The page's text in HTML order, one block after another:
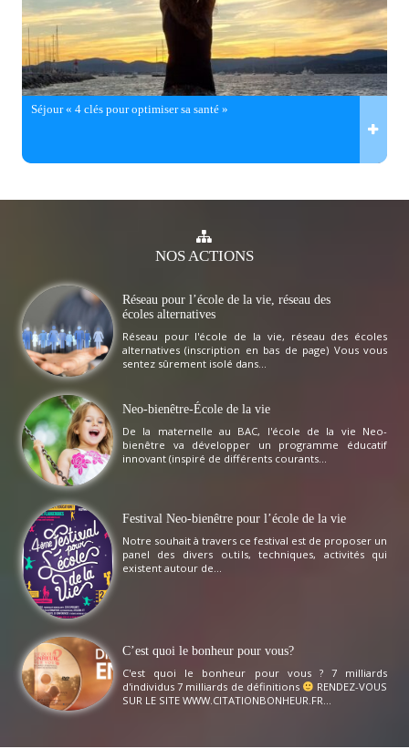
Séjour « 4 clés pour optimiser sa santé »
NOSACTIONS
Réseau pour l’école de la vie, réseau des
écoles alternatives
Réseau pour l'école de la vie, réseau des écoles
alternatives (inscription en bas de page) Vous vous
sentez sûrement isolé dans...
Neo-bienêtre-École de la vie
De la maternelle au BAC, l'école de la vie Neo-
bienêtre va développer un programme éducatif
innovant (inspiré de différents courants...
Festival Neo-bienêtre pour l’école de la vie
Notre souhait à travers ce festival est de proposer un
panel des divers outils, techniques, activités qui
existent autour de...
C’est quoi le bonheur pour vous?
C'est quoi le bonheur pour vous ? 7 milliards
d'individus 7 milliards de définitions
RENDEZ-VOUS
SUR LE SITE WWW.CITATIONBONHEUR.FR...